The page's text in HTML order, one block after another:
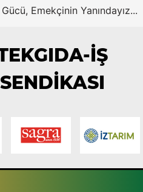
Emekçinin Yanındayız...
İŞ
SENDİKASI